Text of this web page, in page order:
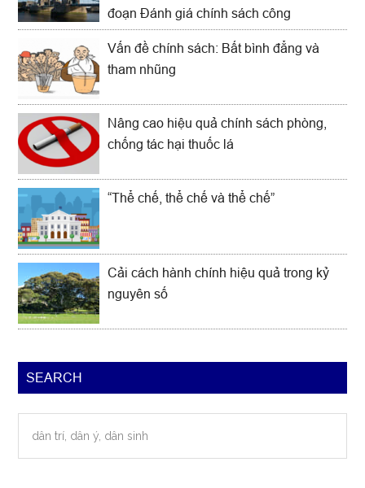
đoạn Đánh giá chính sách công
Vấn đề chính sách: Bất bình đẳng và
tham nhũng
Nâng cao hiệu quả chính sách phòng,
chống tác hại thuốc lá
“Thể chế, thể chế và thể chế”
Cải cách hành chính hiệu quả trong kỷ
nguyên số
SEARCH